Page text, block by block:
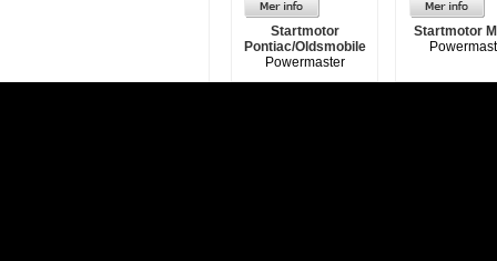
Startmotor
Pontiac/Oldsmobile
Powermaster
Startmotor